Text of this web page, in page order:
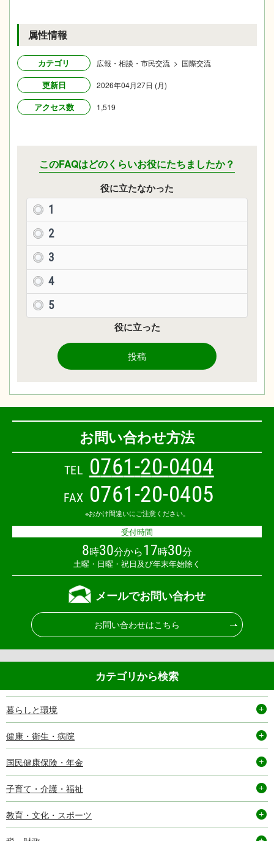
属性情報
カテゴリ 広報・相談・市民交流 > 国際交流
更新日 2026年04月27日 (月)
アクセス数 1,519
このFAQはどのくらいお役にたちましたか？
役に立たなかった
1
2
3
4
5
役に立った
投稿
お問い合わせ方法
TEL 0761-20-0404
FAX 0761-20-0405
※おかけ間違いにご注意ください。
受付時間
8時30分から17時30分
土曜・日曜・祝日及び年末年始除く
メールでお問い合わせ
お問い合わせはこちら
カテゴリから検索
暮らしと環境
健康・衛生・病院
国民健康保険・年金
子育て・介護・福祉
教育・文化・スポーツ